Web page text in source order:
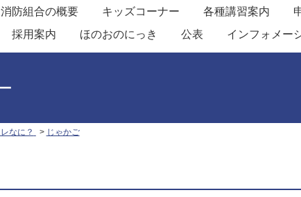
消防組合の概要 キッズコーナー 各種講習案内
採用案内 ほのおのにっき 公表 インフォメー
なに？ じゃかご